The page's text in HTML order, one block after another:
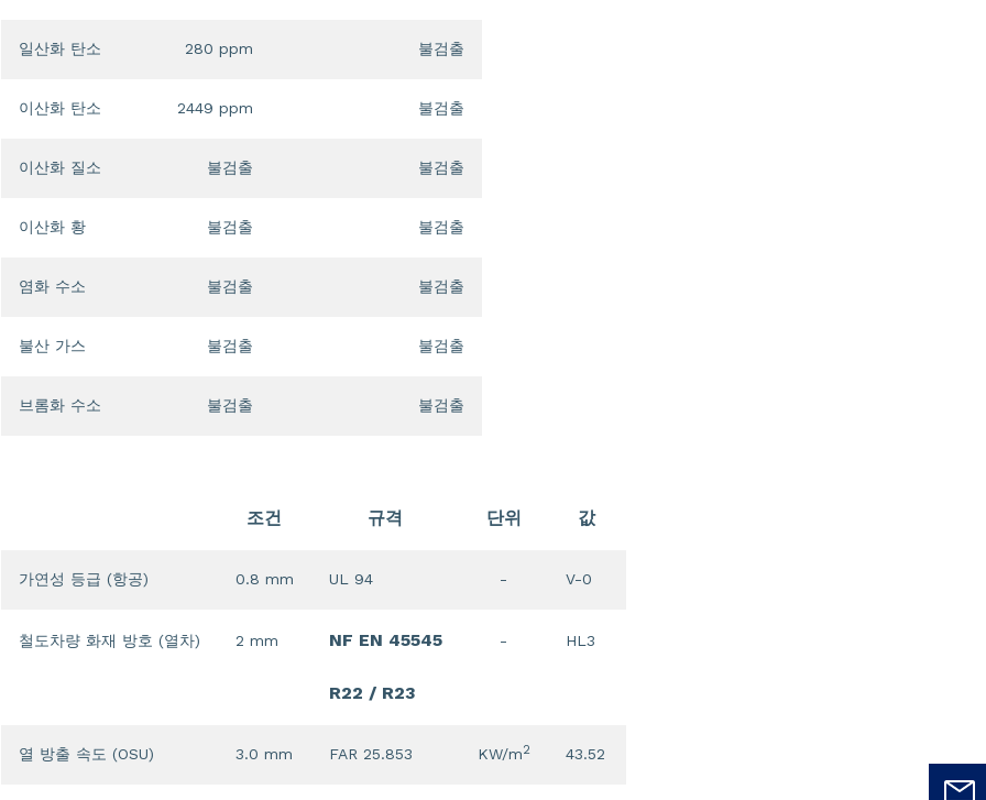
일산화 탄소 280 ppm 불검출
이산화 탄소 2449 ppm 불검출
이산화 질소 불검출 불검출
이산화 황 불검출 불검출
염화 수소 불검출 불검출
불산 가스 불검출 불검출
브롬화 수소 불검출 불검출
조건 규격 단위 값
가연성 등급 (항공) 0.8 mm UL 94 - V-0
철도차량 화재 방호 (열차) 2 mm NF EN 45545
R22 / R23
- HL3
열 방출 속도 (OSU) 3.0 mm FAR 25.853 KW/m2 43.52